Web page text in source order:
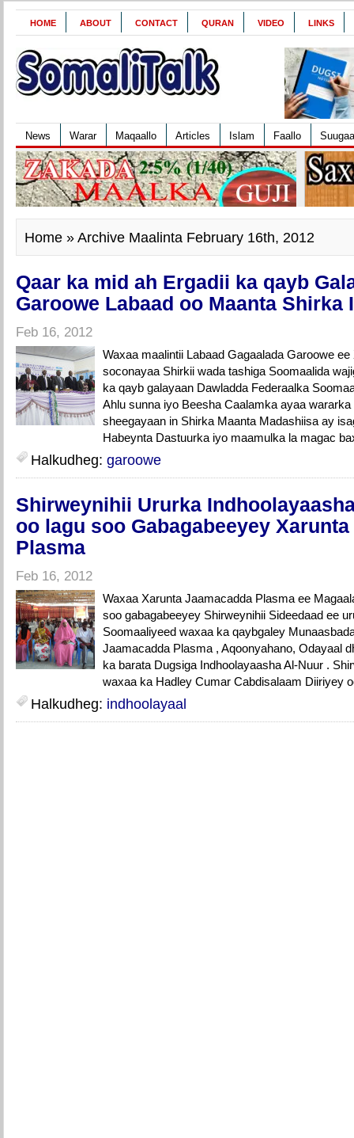
HOME ABOUT CONTACT QURAN VIDEO LINKS
News Warar Maqaallo Articles Islam Faallo
Home » Archive Maalinta February 16th, 2012
Qaar ka mid ah Ergadii ka qayb
Garoowe Labaad oo Maanta Shirka
Feb 16, 2012
Waxaa maalintii Labaad Gagaalada Garoowe
soconayaa Shirkii wada tashiga Soomaalida
ka qayb galayaan Dawladda Federaalka
Ahlu sunna iyo Beesha Caalamka ayaa
sheegayaan in Shirka Maanta Madashiisa ay
Habeynta Dastuurka iyo maamulka la magac
Halkudheg: garoowe
Shirweynihii Ururka
oo lagu soo Gabagabeeyey
Plasma
Feb 16, 2012
Waxaa Xarunta Jaamacadda Plasma ee
soo gabagabeeyey Shirweynihii Sideedaad ee
Soomaaliyeed waxaa ka qaybgaley
Jaamacadda Plasma , Aqoonyahano, Odayaal
ka barata Dugsiga Indhoolayaasha Al-Nuur .
waxaa ka Hadley Cumar Cabdisalaam Diiriyey
Halkudheg: indhoolayaal